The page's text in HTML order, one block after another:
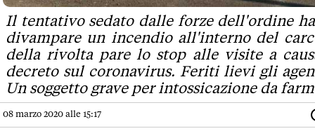
Il tentativo sedato dalle forze dell'ordine
divampare un incendio all'interno del
della rivolta pare lo stop alle visite a
decreto sul coronavirus. Feriti lievi gli
Un soggetto grave per intossicazione da
08 marzo 2020 alle 15:17